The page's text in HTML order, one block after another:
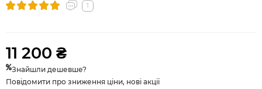
1
11 200 ₴
Знайшли дешевше?
Повідомити про зниження ціни, нові акції